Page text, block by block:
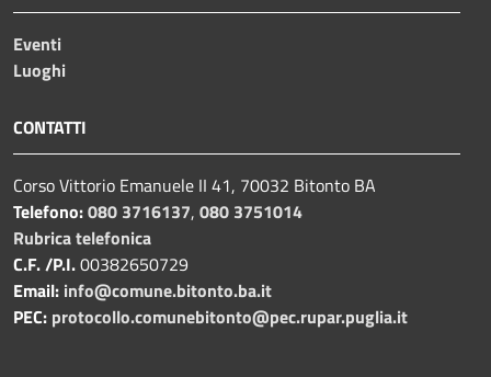
Eventi
Luoghi
CONTATTI
Corso Vittorio Emanuele II 41, 70032 Bitonto BA
Telefono:080 3716137, 080 3751014
Rubrica telefonica
C.F. /P.I.00382650729
Email: info@comune.bitonto.ba.it
PEC: protocollo.comunebitonto@pec.rupar.puglia.it